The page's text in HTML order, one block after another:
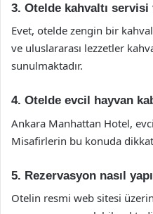
3. Otelde kahvaltı servisi
Evet, otelde zengin bir
ve uluslararası lezzetler
sunulmaktadır.
4. Otelde evcil hayvan
Ankara Manhattan Hotel,
Misafirlerin bu konuda
5. Rezervasyon nasıl
Otelin resmi web sitesi